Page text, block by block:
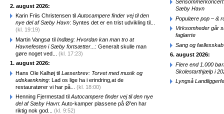
2. august 2026:
Karin Friis Christensen til Autocampere finder vej til den
nye del af Sæby Havn: Syntes det er en trist udvikling til...
(kl. 19:19)
Martin Vangsø til Indlæg: Hvordan kan man tro at
Havnefesten i Sæby fortsætter... : Generalt skulle man
gøre noget ved... (kl. 17:23)
1. august 2026:
Hans Ole Kalhøj til Læserbrev: Torvet med musik og
udskænkning: Lad os lige ha i erindring,at de
restauratører vi har på... (kl. 18:00)
Henning Fjermestad til Autocampere finder vej til den nye
del af Sæby Havn: Auto-kamper plassene på Ø'en har
riktig nok god... (kl. 9:52)
Sæby Havn
Populære pop – &
Virksomheder går
faglærte
Sang og
6. august 2026:
Flere end 1.000
Skolestarthjælp i
Lyngså